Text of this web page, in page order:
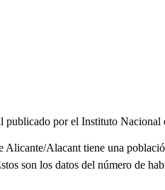
por el Instituto
Alacant tiene una
son los datos del número de